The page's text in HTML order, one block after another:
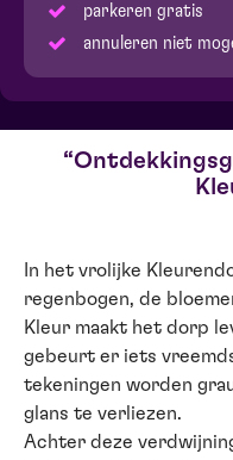
parkeren gratis
annuleren niet
In het vrolijke
regenbogen, de
Kleur maakt het dorp
gebeurt er iets
tekeningen worden
glans te verliezen.
Achter deze